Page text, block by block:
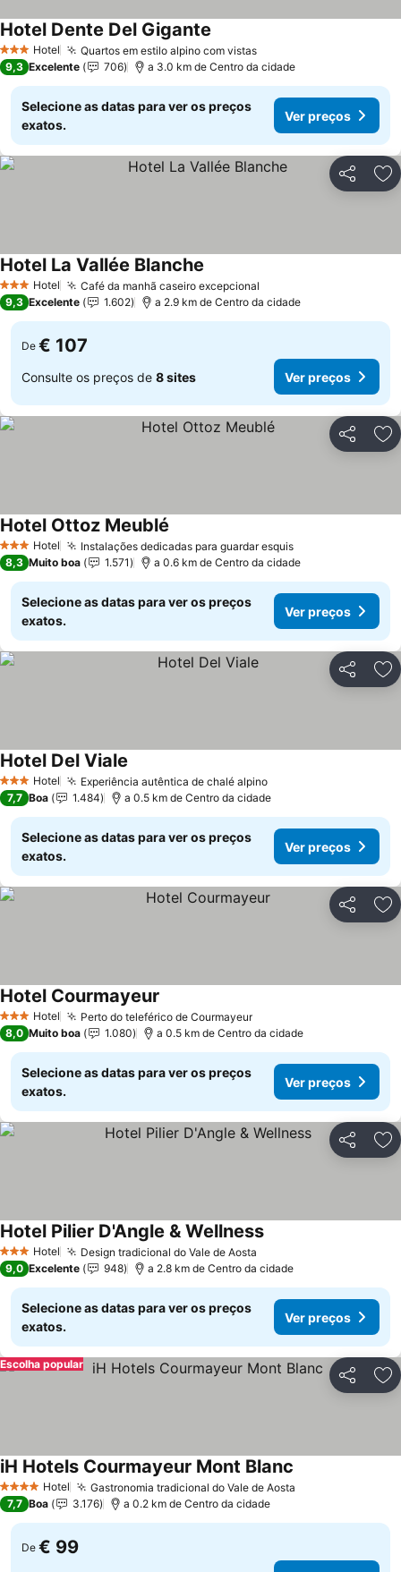
3 EstrelasHotel Quartos em estilo alpino com vistas
Hotel Dente Del Gigante
9,3 Excelente 706 a 3.0 km de Centro da cidade
Selecione as datas para ver os preços
exatos.
Ver preços
Partilhar
3 EstrelasHotel Café da manhã caseiro excepcional
Hotel La Vallée Blanche
9,3 Excelente 1.602 a 2.9 km de Centro da cidade
De € 107
Consulte os preços de 8 sites Ver preços
Partilhar
3 EstrelasHotel Instalações dedicadas para guardar esquis
Hotel Ottoz Meublé
8,3 Muito boa 1.571 a 0.6 km de Centro da cidade
Selecione as datas para ver os preços
exatos.
Ver preços
Partilhar
3 EstrelasHotel Experiência autêntica de chalé alpino
Hotel Del Viale
7,7 Boa 1.484 a 0.5 km de Centro da cidade
Selecione as datas para ver os preços
exatos.
Ver preços
Partilhar
3 EstrelasHotel Perto do teleférico de Courmayeur
Hotel Courmayeur
8,0 Muito boa 1.080 a 0.5 km de Centro da cidade
Selecione as datas para ver os preços
exatos.
Ver preços
Partilhar
3 EstrelasHotel Design tradicional do Vale de Aosta
Hotel Pilier D'Angle & Wellness
9,0 Excelente 948 a 2.8 km de Centro da cidade
Selecione as datas para ver os preços
exatos.
Ver preços
Partilhar
Escolha popular
4 EstrelasHotel Gastronomia tradicional do Vale de Aosta
iH Hotels Courmayeur Mont Blanc
7,7 Boa 3.176 a 0.2 km de Centro da cidade
De € 99